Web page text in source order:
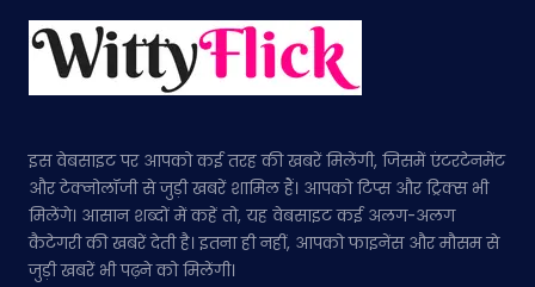
इस वेबसाइट पर आपको कई तरह की खबरें मिलेंगी, जिसमें एंटरटेनमेंट
और टेक्नोलॉजी से जुड़ी खबरें शामिल हैं। आपको टिप्स और ट्रिक्स भी
मिलेंगे। आसान शब्दों में कहें तो, यह वेबसाइट कई अलग-अलग
कैटेगरी की खबरें देती है। इतना ही नहीं, आपको फाइनेंस और मौसम से
जुड़ी खबरें भी पढ़ने को मिलेंगी।